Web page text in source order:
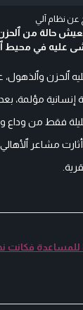
عن نظام آلي
حالة من
في محيط
ٱلحزن وٱلذهول،
إنسانية مؤلمة،
فقط من وداع
مشاعر
للمساعدة فكانت